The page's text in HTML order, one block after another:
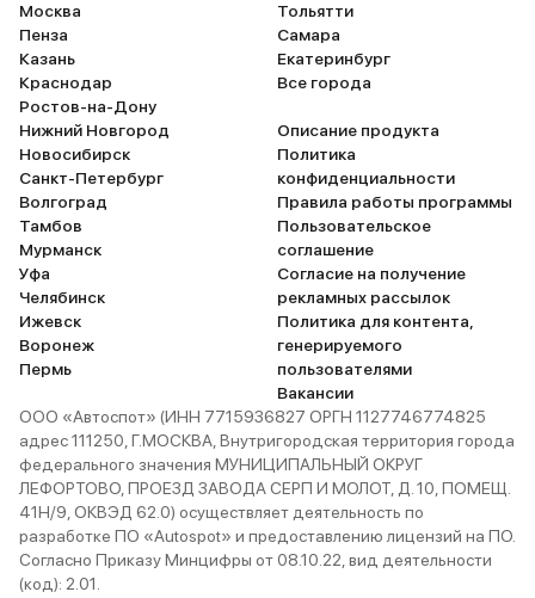
Москва
Пенза
Казань
Краснодар
Ростов-на-Дону
Нижний Новгород
Новосибирск
Санкт-Петербург
Волгоград
Тамбов
Мурманск
Уфа
Челябинск
Ижевск
Воронеж
Пермь
Тольятти
Самара
Екатеринбург
Все города
Описание продукта
Политика
конфиденциальности
Правила работы программы
Пользовательское
соглашение
Согласие на получение
рекламных рассылок
Политика для контента,
генерируемого
пользователями
Вакансии
ООО «Автоспот» (ИНН 7715936827 ОРГН 1127746774825
адрес 111250, Г.МОСКВА, Внутригородская территория города
федерального значения МУНИЦИПАЛЬНЫЙ ОКРУГ
ЛЕФОРТОВО, ПРОЕЗД ЗАВОДА СЕРП И МОЛОТ, Д. 10, ПОМЕЩ.
41Н/9, ОКВЭД 62.0) осуществляет деятельность по
разработке ПО «Autospot» и предоставлению лицензий на ПО.
Согласно Приказу Минцифры от 08.10.22, вид деятельности
(код): 2.01.